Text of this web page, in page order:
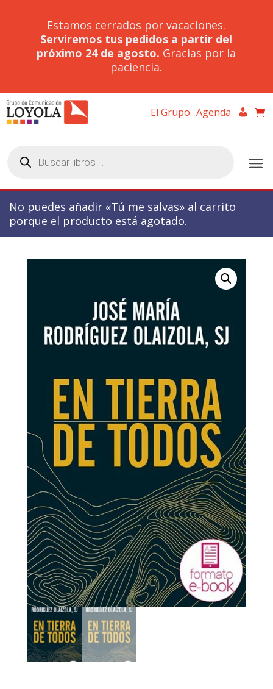
Estamos cerrados por vacaciones.
Serviremos tus pedidos a partir del
próximo 24 de agosto. Gracias por la
paciencia.
El Grupo Agenda
productos
No puedes añadir «Tú me salvas» al carrito
porque el producto está agotado.